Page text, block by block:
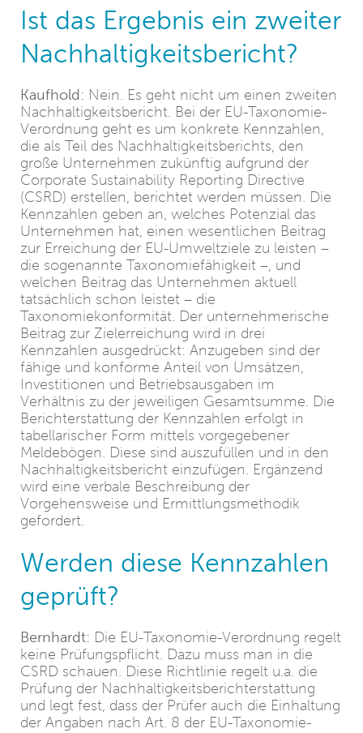
Ist das Ergebnis ein zweiter
Nachhaltigkeitsbericht?
Kaufhold: Nein. Es geht nicht um einen zweiten
Nachhaltigkeitsbericht. Bei der EU-Taxonomie-
Verordnung geht es um konkrete Kennzahlen,
die als Teil des Nachhaltigkeitsberichts, den
große Unternehmen zukünftig aufgrund der
Corporate Sustainability Reporting Directive
(CSRD) erstellen, berichtet werden müssen. Die
Kennzahlen geben an, welches Potenzial das
Unternehmen hat, einen wesentlichen Beitrag
zur Erreichung der EU-Umweltziele zu leisten –
die sogenannte Taxonomiefähigkeit –, und
welchen Beitrag das Unternehmen aktuell
tatsächlich schon leistet – die
Taxonomiekonformität. Der unternehmerische
Beitrag zur Zielerreichung wird in drei
Kennzahlen ausgedrückt: Anzugeben sind der
fähige und konforme Anteil von Umsätzen,
Investitionen und Betriebsausgaben im
Verhältnis zu der jeweiligen Gesamtsumme. Die
Berichterstattung der Kennzahlen erfolgt in
tabellarischer Form mittels vorgegebener
Meldebögen. Diese sind auszufüllen und in den
Nachhaltigkeitsbericht einzufügen. Ergänzend
wird eine verbale Beschreibung der
Vorgehensweise und Ermittlungsmethodik
gefordert.
Werden diese Kennzahlen
geprüft?
Bernhardt: Die EU-Taxonomie-Verordnung regelt
keine Prüfungspflicht. Dazu muss man in die
CSRD schauen. Diese Richtlinie regelt u.a. die
Prüfung der Nachhaltigkeitsberichterstattung
und legt fest, dass der Prüfer auch die Einhaltung
der Angaben nach Art. 8 der EU-Taxonomie-